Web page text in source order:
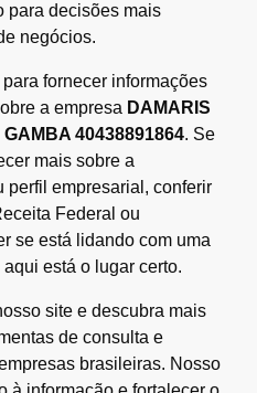
para decisões mais
negócios.
fornecer informações
a empresa DAMARIS
40438891864. Se
mais sobre a
perfil empresarial, conferir
Federal ou
se está lidando com uma
está o lugar certo.
site e descubra mais
de consulta e
brasileiras. Nosso